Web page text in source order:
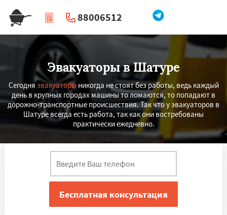
88006512
| Перезвоните мне
Эвакуаторы в Шатуре
Сегодняэвакуаторы никогда не стоят без работы, ведь каждый
день в крупных городах машины то ломаются, то попадают в
дорожно-транспортные происшествия. Так что у эвакуаторов в
Шатуре всегда есть работа, так как они востребованы
практически ежедневно.